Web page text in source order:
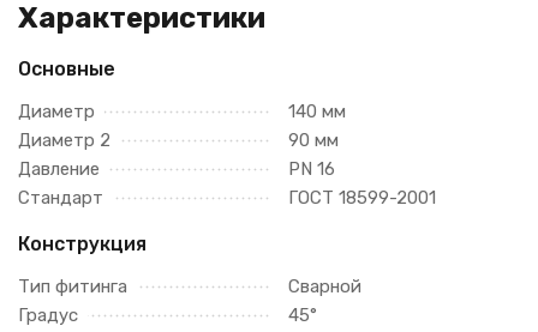
Характеристики
Основные
Диаметр
140 мм
Диаметр 2
90 мм
Давление
PN 16
Стандарт
ГОСТ 18599-2001
Конструкция
Тип фитинга
Сварной
Градус
45°